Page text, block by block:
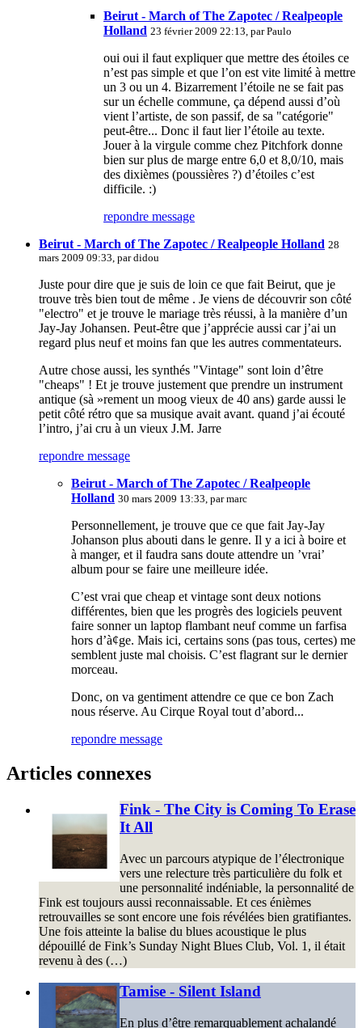
Beirut - March of The Zapotec / Realpeople
Holland 23 février 2009 22:13, parPaulo
oui oui il faut expliquer que mettre des étoiles ce
n’est pas simple et que l’on est vite limité à mettre
un 3 ou un 4. Bizarrement l’étoile ne se fait pas
sur un échelle commune, ça dépend aussi d’où
vient l’artiste, de son passif, de sa "catégorie"
peut-être... Donc il faut lier l’étoile au texte.
Jouer à la virgule comme chez Pitchfork donne
bien sur plus de marge entre 6,0 et 8,0/10, mais
des dixièmes (poussières ?) d’étoiles c’est
difficile. :)
repondre message
Beirut - March of The Zapotec / Realpeople Holland 28
mars 2009 09:33, pardidou
Juste pour dire que je suis de loin ce que fait Beirut, que je
trouve très bien tout de même . Je viens de découvrir son côté
"electro" et je trouve le mariage très réussi, à la manière d’un
Jay-Jay Johansen. Peut-être que j’apprécie aussi car j’ai un
regard plus neuf et moins fan que les autres commentateurs.
Autre chose aussi, les synthés "Vintage" sont loin d’être
"cheaps" ! Et je trouve justement que prendre un instrument
antique (sà »rement un moog vieux de 40 ans) garde aussi le
petit côté rétro que sa musique avait avant. quand j’ai écouté
l’intro, j’ai cru à un vieux J.M. Jarre
repondre message
Beirut - March of The Zapotec / Realpeople
Holland 30 mars 2009 13:33, parmarc
Personnellement, je trouve que ce que fait Jay-Jay
Johanson plus abouti dans le genre. Il y a ici à boire et
à manger, et il faudra sans doute attendre un ’vrai’
album pour se faire une meilleure idée.
C’est vrai que cheap et vintage sont deux notions
différentes, bien que les progrès des logiciels peuvent
faire sonner un laptop flambant neuf comme un farfisa
hors d’à¢ge. Mais ici, certains sons (pas tous, certes) me
semblent juste mal choisis. C’est flagrant sur le dernier
morceau.
Donc, on va gentiment attendre ce que ce bon Zach
nous réserve. Au Cirque Royal tout d’abord...
repondre message
Articles connexes
Fink - The City is Coming To Erase
It All
Avec un parcours atypique de l’électronique
vers une relecture très particulière du folk et
une personnalité indéniable, la personnalité de
Fink est toujours aussi reconnaissable. Et ces énièmes
retrouvailles se sont encore une fois révélées bien gratifiantes.
Une fois atteinte la balise du blues acoustique le plus
dépouillé de Fink’s Sunday Night Blues Club, Vol. 1, il était
revenu à des (…)
Tamise - Silent Island
En plus d’être remarquablement achalandé